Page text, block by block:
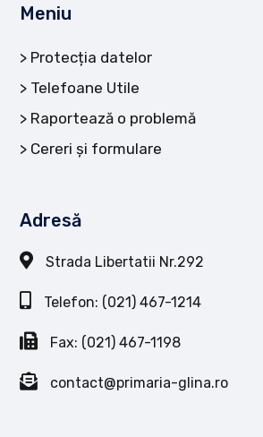
Meniu
Protecția datelor
Telefoane Utile
Raportează o problemă
Cereri și formulare
Adresă
Strada Libertatii Nr.292
Telefon: (021) 467-1214
Fax: (021) 467-1198
contact@primaria-glina.ro